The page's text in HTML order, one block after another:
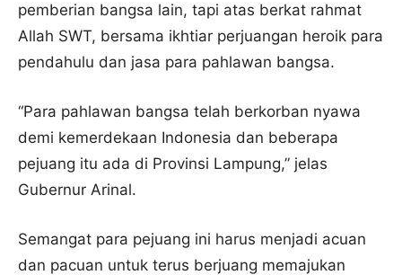
pemberian bangsa lain, tapi atas berkat rahmat
Allah SWT, bersama ikhtiar perjuangan heroik para
pendahulu dan jasa para pahlawan bangsa.
“Para pahlawan bangsa telah berkorban nyawa
demi kemerdekaan Indonesia dan beberapa
pejuang itu ada di Provinsi Lampung,” jelas
Gubernur Arinal.
Semangat para pejuang ini harus menjadi acuan
dan pacuan untuk terus berjuang memajukan